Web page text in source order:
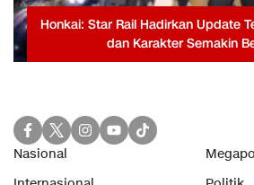
Honkai: Star Rail Hadirkan Update
dan Karakter Semakin
Nasional